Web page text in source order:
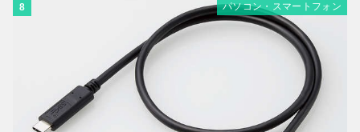
8 パソコン・スマートフォン